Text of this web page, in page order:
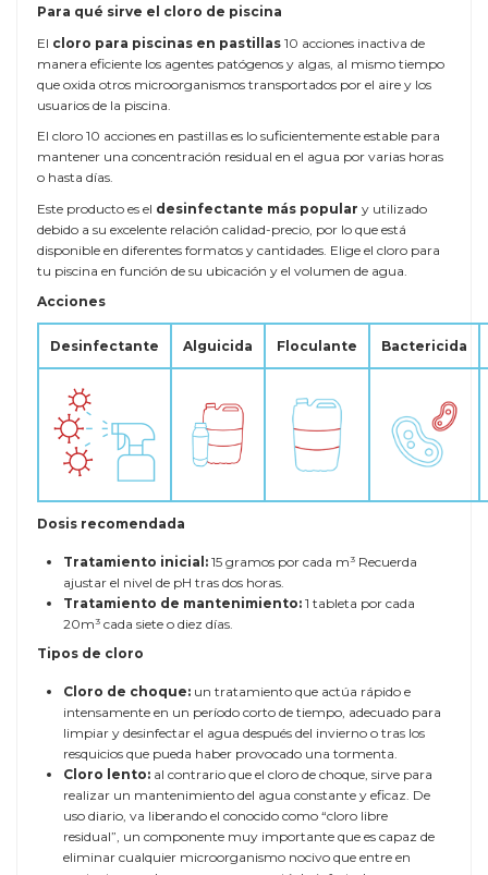
Para qué sirve el cloro de piscina
El cloro para piscinas en pastillas 10 acciones inactiva de
manera eficiente los agentes patógenos y algas, al mismo tiempo
que oxida otros microorganismos transportados por el aire y los
usuarios de la piscina.
El cloro 10 acciones en pastillas es lo suficientemente estable para
mantener una concentración residual en el agua por varias horas
o hasta días.
Este producto es el desinfectante más popular y utilizado
debido a su excelente relación calidad-precio, por lo que está
disponible en diferentes formatos y cantidades. Elige el cloro para
tu piscina en función de su ubicación y el volumen de agua.
Acciones
Desinfectante Alguicida Floculante Bactericida
Dosis recomendada
Tratamiento inicial: 15 gramos por cada m³ Recuerda
ajustar el nivel de pH tras dos horas.
Tratamiento de mantenimiento: 1 tableta por cada
20m³ cada siete o diez días.
Tipos de cloro
Cloro de choque: un tratamiento que actúa rápido e
intensamente en un período corto de tiempo, adecuado para
limpiar y desinfectar el agua después del invierno o tras los
resquicios que pueda haber provocado una tormenta.
Cloro lento: al contrario que el cloro de choque, sirve para
realizar un mantenimiento del agua constante y eficaz. De
uso diario, va liberando el conocido como “cloro libre
residual”, un componente muy importante que es capaz de
eliminar cualquier microorganismo nocivo que entre en